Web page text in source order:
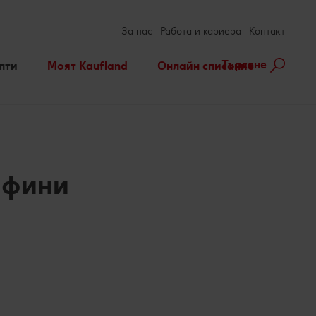
Моят Kaufland
Ние сме семейство
Онлайн списание
За нас Работа и кариера Контакт
Търсене